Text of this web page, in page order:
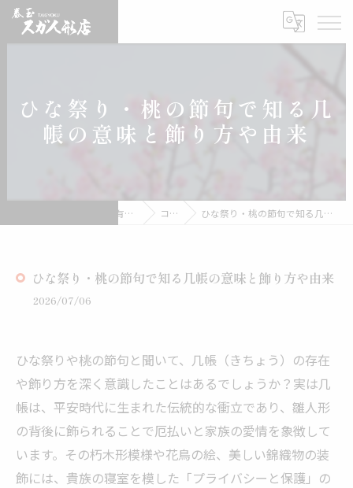
ひな祭り・桃の節句で知る几
帳の意味と飾り方や由来
雛人形の通販なら有限会社スガ人形店 コラム ひな祭り・桃の節句で知る几帳の意味と飾り方や由来
ひな祭り・桃の節句で知る几帳の意味と飾り方や由来
2026/07/06
ひな祭りや桃の節句と聞いて、几帳（きちょう）の存在
や飾り方を深く意識したことはあるでしょうか？実は几
帳は、平安時代に生まれた伝統的な衝立であり、雛人形
の背後に飾られることで厄払いと家族の愛情を象徴して
います。その朽木形模様や花鳥の絵、美しい錦織物の装
飾には、貴族の寝室を模した「プライバシーと保護」の